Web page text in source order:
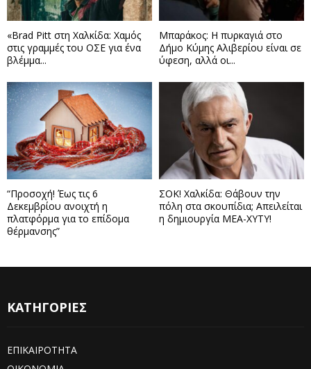
«Brad Pitt στη Χαλκίδα: Χαμός
στις γραμμές του ΟΣΕ για ένα
βλέμμα...
Μπαράκος: Η πυρκαγιά στο
Δήμο Κύμης Αλιβερίου είναι σε
ύφεση, αλλά οι...
“Προσοχή! Έως τις 6
Δεκεμβρίου ανοιχτή η
πλατφόρμα για το επίδομα
θέρμανσης”
ΣΟΚ! Χαλκίδα: Θάβουν την
πόλη στα σκουπίδια; Απειλείται
η δημιουργία ΜΕΑ-ΧΥΤΥ!
ΚΑΤΗΓΟΡΙΕΣ
ΕΠΙΚΑΙΡΟΤΗΤΑ